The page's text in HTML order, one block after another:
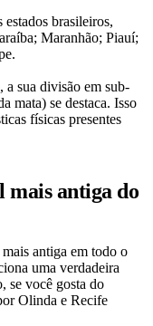
brasileiros,
Maranhão; Piauí;
, a sua divisão em sub-
mata) se destaca. Isso
físicas presentes
mais antiga do
antiga em todo o
uma verdadeira
se você gosta do
Olinda e Recife